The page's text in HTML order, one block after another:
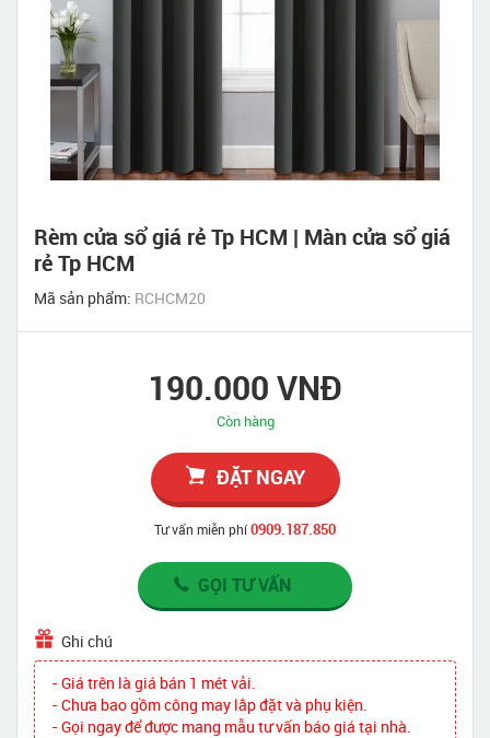
Rèm cửa sổ giá rẻ Tp HCM | Màn cửa sổ giá
rẻ Tp HCM
Mã sản phẩm: RCHCM20
190.000 VNĐ
Còn hàng
ĐẶT NGAY
Tư vấn miễn phí0909.187.850
GỌI TƯ VẤN
Ghi chú
- Giá trên là giá bán 1 mét vải.
- Chưa bao gồm công may lắp đặt và phụ kiện.
- Gọi ngay để được mang mẫu tư vấn báo giá tại nhà.